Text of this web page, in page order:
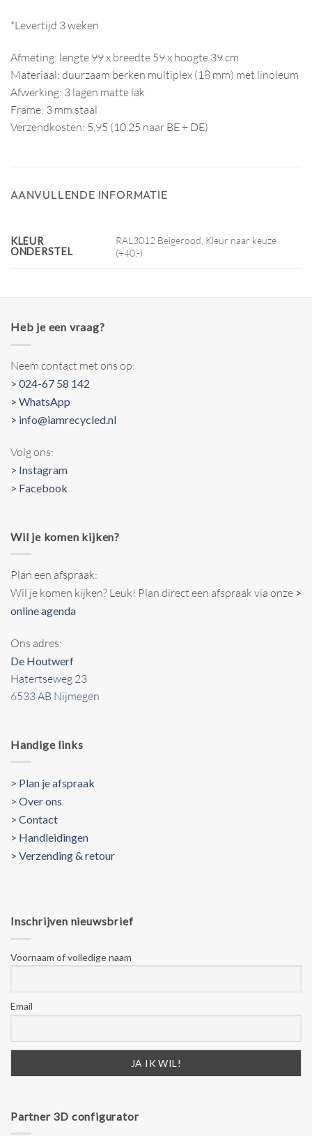
*Levertijd 3 weken
Afmeting: lengte 99 x breedte 59 x hoogte 39 cm
Materiaal: duurzaam berken multiplex (18 mm) met linoleum
Afwerking: 3 lagen matte lak
Frame: 3 mm staal
Verzendkosten: 5,95 (10,25 naar BE + DE)
AANVULLENDE INFORMATIE
KLEUR
ONDERSTEL
RAL3012 Beigerood, Kleur naar keuze
(+40,-)
Heb je een vraag?
Neem contact met ons op:
> 024-67 58 142
> WhatsApp
> info@iamrecycled.nl
Volg ons:
> Instagram
> Facebook
Wil je komen kijken?
Plan een afspraak:
Wil je komen kijken? Leuk! Plan direct een afspraak via onze >
online agenda
Ons adres:
De Houtwerf
Hatertseweg 23
6533 AB Nijmegen
Handige links
> Plan je afspraak
> Over ons
> Contact
> Handleidingen
> Verzending & retour
Inschrijven nieuwsbrief
Voornaam of volledige naam
Email
Partner 3D configurator